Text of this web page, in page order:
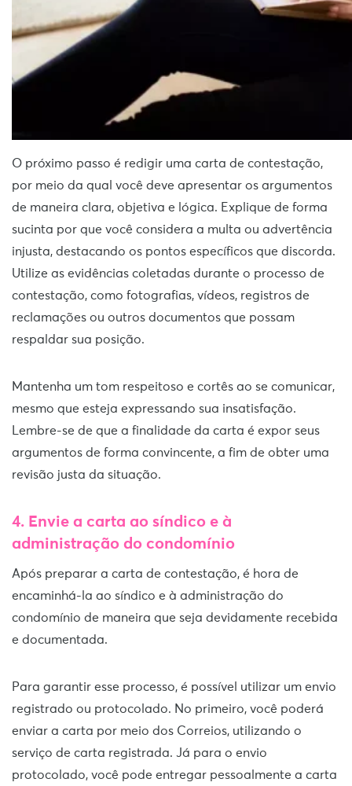
O próximo passo é redigir uma carta de contestação,
por meio da qual você deve apresentar os argumentos
de maneira clara, objetiva e lógica. Explique de forma
sucinta por que você considera a multa ou advertência
injusta, destacando os pontos específicos que discorda.
Utilize as evidências coletadas durante o processo de
contestação, como fotografias, vídeos, registros de
reclamações ou outros documentos que possam
respaldar sua posição.
Mantenha um tom respeitoso e cortês ao se comunicar,
mesmo que esteja expressando sua insatisfação.
Lembre-se de que a finalidade da carta é expor seus
argumentos de forma convincente, a fim de obter uma
revisão justa da situação.
4. Envie a carta ao síndico e à
administração do condomínio
Após preparar a carta de contestação, é hora de
encaminhá-la ao síndico e à administração do
condomínio de maneira que seja devidamente recebida
e documentada.
Para garantir esse processo, é possível utilizar um envio
registrado ou protocolado. No primeiro, você poderá
enviar a carta por meio dos Correios, utilizando o
serviço de carta registrada. Já para o envio
protocolado, você pode entregar pessoalmente a carta